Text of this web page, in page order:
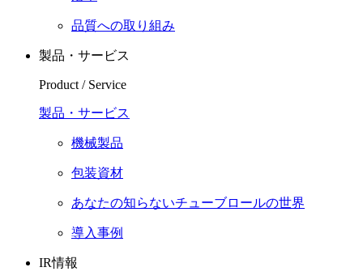
品質への取り組み
製品・サービス
Product / Service
製品・サービス
機械製品
包装資材
あなたの知らないチューブロールの世界
導入事例
IR情報